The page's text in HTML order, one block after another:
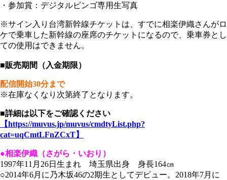
・参加賞：デジタルビンゴ専用生写真
※サイン入り台湾新幹線チケットは、すでに相楽伊織さんがロ
ケで乗車した新幹線の座席のチケットになるので、乗車券とし
ての使用はできません。
■販売期間（入金期限）
配信開始30分まで
※在庫なくなり次第終了となります。
■詳細は以下をご確認ください
【https://muvus.jp/muvus/cmdtyList.php?
cat=uqCmtLFnZCxT】
●相楽伊織（さがら・いおり）
1997年11月26日生まれ 埼玉県出身 身長164㎝
○2014年6月に乃木坂46の2期生としてデビュー。2018年7月に